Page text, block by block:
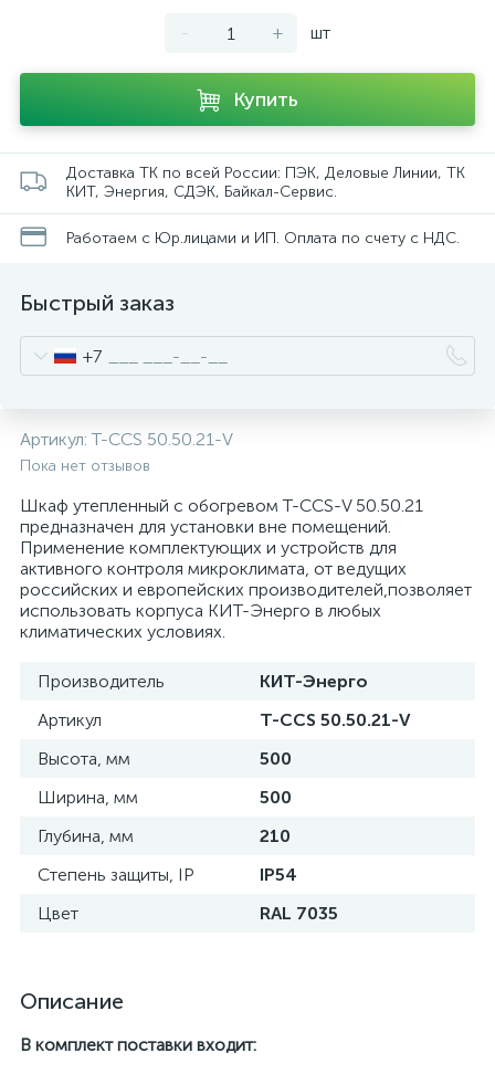
- + шт
Купить
Доставка ТК по всей России: ПЭК, Деловые Линии, ТК
КИТ, Энергия, СДЭК, Байкал-Сервис.
Работаем с Юр.лицами и ИП. Оплата по счету с НДС.
Быстрый заказ
+7
Артикул:T-CCS 50.50.21-V
Пока нет отзывов
Шкаф утепленный с обогревом T-CCS-V 50.50.21
предназначен для установки вне помещений.
Применение комплектующих и устройств для
активного контроля микроклимата, от ведущих
российских и европейских производителей,позволяет
использовать корпуса КИТ-Энерго в любых
климатических условиях.
Производитель
КИТ-Энерго
Артикул
T-CCS 50.50.21-V
Высота, мм
500
Ширина, мм
500
Глубина, мм
210
Степень защиты, IP
IP54
Цвет
RAL 7035
Описание
В комплект поставки входит: